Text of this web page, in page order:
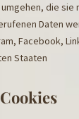
die
Daten
Facebook,
Staaten